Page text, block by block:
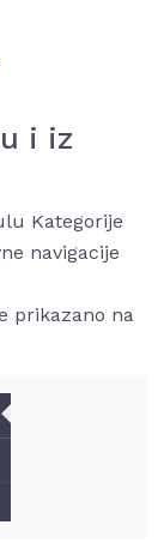
i iz
Kategorije
navigacije
prikazano na